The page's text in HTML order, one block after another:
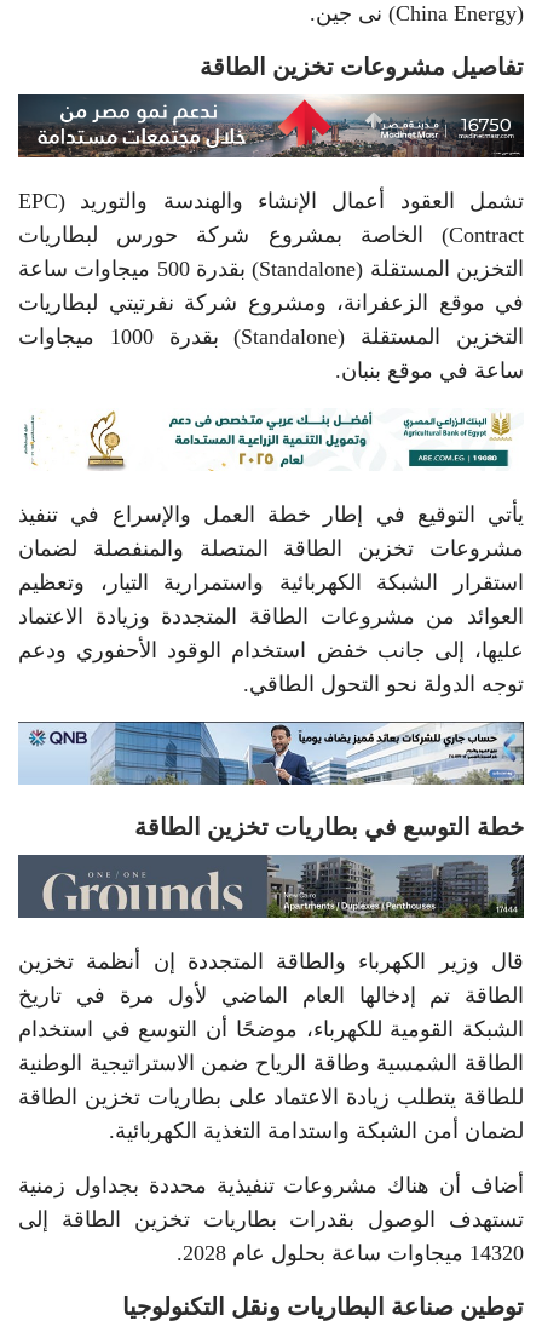
(China Energy) نى جين.
تفاصيل مشروعات تخزين الطاقة
تشمل العقود أعمال الإنشاء والهندسة والتوريد (EPC
Contract) الخاصة بمشروع شركة حورس لبطاريات
التخزين المستقلة (Standalone) بقدرة 500 ميجاوات ساعة
في موقع الزعفرانة، ومشروع شركة نفرتيتي لبطاريات
التخزين المستقلة (Standalone) بقدرة 1000 ميجاوات
ساعة في موقع بنبان.
يأتي التوقيع في إطار خطة العمل والإسراع في تنفيذ
مشروعات تخزين الطاقة المتصلة والمنفصلة لضمان
استقرار الشبكة الكهربائية واستمرارية التيار، وتعظيم
العوائد من مشروعات الطاقة المتجددة وزيادة الاعتماد
عليها، إلى جانب خفض استخدام الوقود الأحفوري ودعم
توجه الدولة نحو التحول الطاقي.
خطة التوسع في بطاريات تخزين الطاقة
قال وزير الكهرباء والطاقة المتجددة إن أنظمة تخزين
الطاقة تم إدخالها العام الماضي لأول مرة في تاريخ
الشبكة القومية للكهرباء، موضحًا أن التوسع في استخدام
الطاقة الشمسية وطاقة الرياح ضمن الاستراتيجية الوطنية
للطاقة يتطلب زيادة الاعتماد على بطاريات تخزين الطاقة
لضمان أمن الشبكة واستدامة التغذية الكهربائية.
أضاف أن هناك مشروعات تنفيذية محددة بجداول زمنية
تستهدف الوصول بقدرات بطاريات تخزين الطاقة إلى
14320 ميجاوات ساعة بحلول عام 2028.
توطين صناعة البطاريات ونقل التكنولوجيا